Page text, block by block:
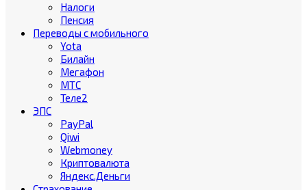
Налоги
Пенсия
Переводы с мобильного
Yota
Билайн
Мегафон
МТС
Теле2
ЭПС
PayPal
Qiwi
Webmoney
Криптовалюта
Яндекс.Деньги